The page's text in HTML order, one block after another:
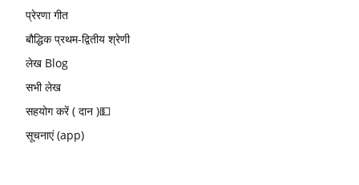
प्रेरणा गीत
बौद्धिक प्रथम-द्वितीय श्रेणी
लेख Blog
सभी लेख
सहयोग करें ( दान )💵
सूचनाएं (app)